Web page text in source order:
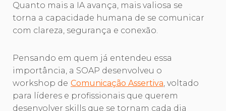
Quanto mais a IA avança, mais valiosa se
torna a capacidade humana de se comunicar
com clareza, segurança e conexão.
Pensando em quem já entendeu essa
importância, a SOAP desenvolveu o
workshop de Comunicação Assertiva, voltado
para líderes e profissionais que querem
desenvolver skills que se tornam cada dia